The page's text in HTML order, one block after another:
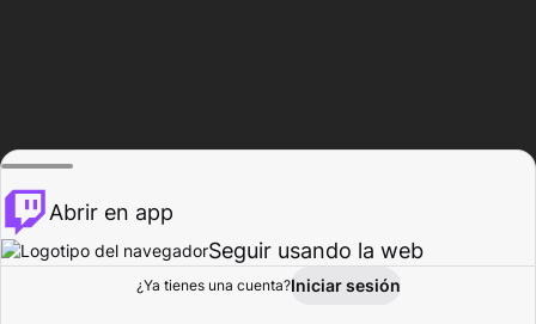
Explorar Actividad
Abrir en app
Seguir usando la web
¿Ya tienes una cuenta?Iniciar sesión